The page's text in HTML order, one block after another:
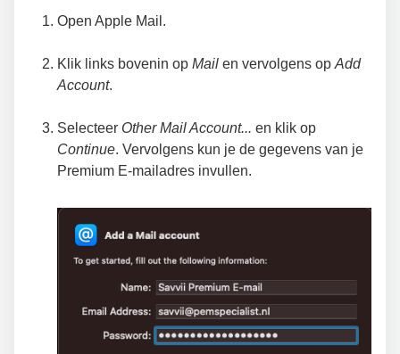
Open Apple Mail.
Klik links bovenin op Mail en vervolgens op Add
Account.
Selecteer Other Mail Account... en klik op
Continue. Vervolgens kun je de gegevens van je
Premium E-mailadres invullen.